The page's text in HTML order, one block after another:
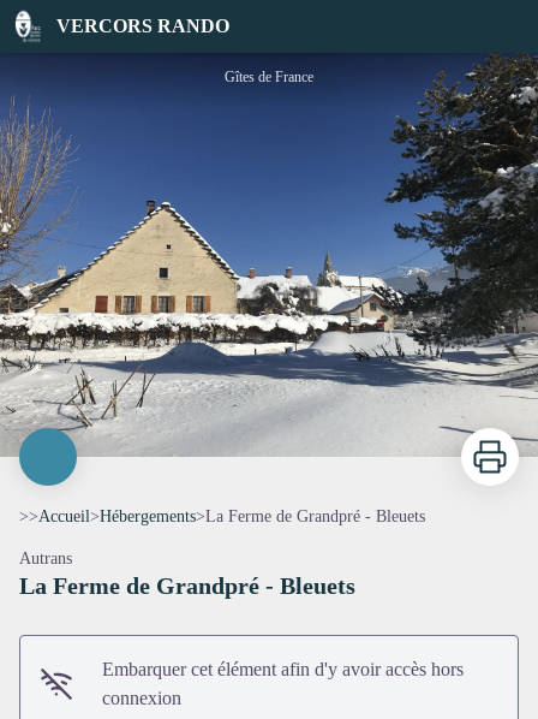
VERCORS RANDO
La Ferme de Grandpré - Bleuets
Gîtes de France
Voir l'image en plein écran
Imprimer
>>Accueil>Hébergements>La Ferme de Grandpré - Bleuets
Autrans
La Ferme de Grandpré - Bleuets
Embarquer cet élément afin d'y avoir accès hors
connexion